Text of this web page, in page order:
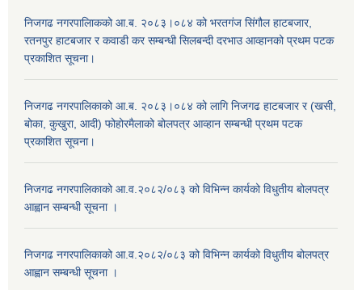
निजगढ नगरपालिाकको आ.ब. २०८३।०८४ को भरतगंज सिंगौल हाटबजार,
रतनपुर हाटबजार र कवाडी कर सम्बन्धी सिलबन्दी दरभाउ आव्हानको प्रथम पटक
प्रकाशित सूचना।
निजगढ नगरपालिकाको आ.ब. २०८३।०८४ को लागि निजगढ हाटबजार र (खसी,
बोका, कुखुरा, आदी) फोहोरमैलाको बोलपत्र आव्हान सम्बन्धी प्रथम पटक
प्रकाशित सूचना।
निजगढ नगरपालिकाको आ.व.२०८२/०८३ को विभिन्न कार्यको विधुतीय बोलपत्र
आह्वान सम्बन्धी सूचना ।
निजगढ नगरपालिकाको आ.व.२०८२/०८३ को विभिन्न कार्यको विधुतीय बोलपत्र
आह्वान सम्बन्धी सूचना ।